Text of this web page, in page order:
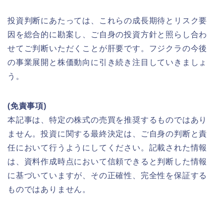
投資判断にあたっては、これらの成長期待とリスク要
因を総合的に勘案し、ご自身の投資方針と照らし合わ
せてご判断いただくことが肝要です。フジクラの今後
の事業展開と株価動向に引き続き注目していきましょ
う。
(免責事項)
本記事は、特定の株式の売買を推奨するものではあり
ません。投資に関する最終決定は、ご自身の判断と責
任において行うようにしてください。記載された情報
は、資料作成時点において信頼できると判断した情報
に基づいていますが、その正確性、完全性を保証する
ものではありません。